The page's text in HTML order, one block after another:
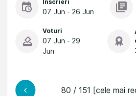
Inscrieri
07 Jun - 26 Jun
Voturi
07 Jun - 29
Jun
80 / 151 [cele mai